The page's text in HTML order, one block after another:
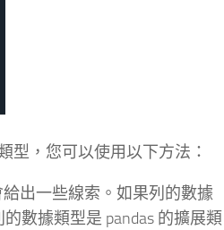
型，您可以使用以下方法：
出一些線索。如果列的數據
數據類型是 pandas 的擴展類